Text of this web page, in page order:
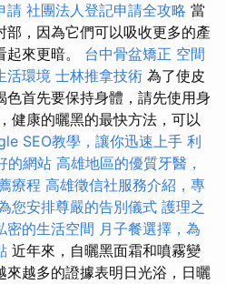
請 社團法人登記申請全攻略 當
，因為它們可以吸收更多的產
來更暗。 台中骨盆矯正 空間
活環境 士林推拿技術 為了使皮
色首先要保持身體，請先使用身
健康的曬黑的最快方法，可以
SEO教學，讓你迅速上手 利
的網站 高雄地區的優質牙醫，
療程 高雄徵信社服務介紹，專
您安排尊嚴的告別儀式 護理之
密的生活空間 月子餐選擇，為
近年來，自曬黑面霜和噴霧變
來越多的證據表明日光浴，日曬